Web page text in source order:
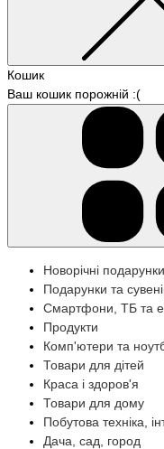
Кошик
Ваш кошик порожній :(
Новорічні подарунки
Подарунки та
Смартфони, ТБ та
Продукти
Комп'ютери та
Товари для дітей
Краса і здоров'я
Товари для дому
Побутова техніка,
Дача, сад, город